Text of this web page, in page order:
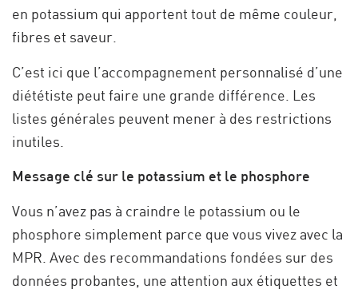
en potassium qui apportent tout de même couleur,
fibres et saveur.
C’est ici que l’accompagnement personnalisé d’une
diététiste peut faire une grande différence. Les
listes générales peuvent mener à des restrictions
inutiles.
Message clé sur le potassium et le phosphore
Vous n’avez pas à craindre le potassium ou le
phosphore simplement parce que vous vivez avec la
MPR. Avec des recommandations fondées sur des
données probantes, une attention aux étiquettes et